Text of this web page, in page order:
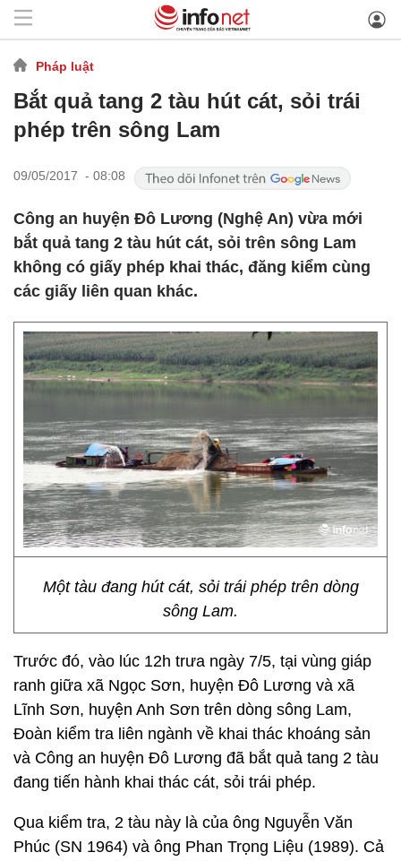
Pháp luật
Bắt quả tang 2 tàu hút cát, sỏi trái
phép trên sông Lam
09/05/2017 - 08:08
Công an huyện Đô Lương (Nghệ An) vừa mới
bắt quả tang 2 tàu hút cát, sỏi trên sông Lam
không có giấy phép khai thác, đăng kiểm cùng
các giấy liên quan khác.
Một tàu đang hút cát, sỏi trái phép trên dòng
sông Lam.
Trước đó, vào lúc 12h trưa ngày 7/5, tại vùng giáp
ranh giữa xã Ngọc Sơn, huyện Đô Lương và xã
Lĩnh Sơn, huyện Anh Sơn trên dòng sông Lam,
Đoàn kiểm tra liên ngành về khai thác khoáng sản
và Công an huyện Đô Lương đã bắt quả tang 2 tàu
đang tiến hành khai thác cát, sỏi trái phép.
Qua kiểm tra, 2 tàu này là của ông Nguyễn Văn
Phúc (SN 1964) và ông Phan Trọng Liệu (1989). Cả